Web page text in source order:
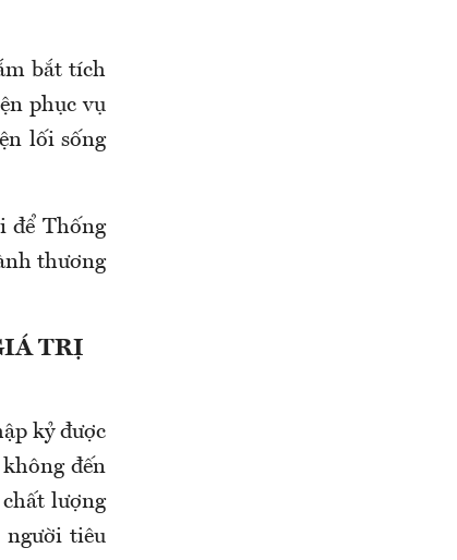
bắt tích
phục vụ
lối sống
để Thống
thương
TRỊ
kỷ được
đến
lượng
người tiêu